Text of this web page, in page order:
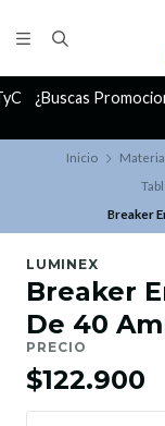
¿Buscas
Inicio
Breaker
LUMINEX
Breaker
De 40
PRECIO
$122.900